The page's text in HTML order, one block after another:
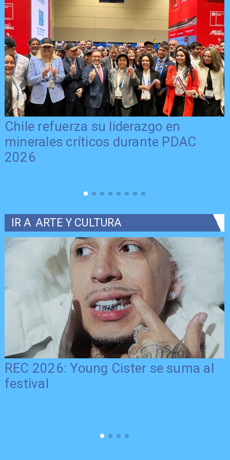
Chile refuerza su liderazgo en
minerales críticos durante PDAC
2026
IR A ARTE Y CULTURA
REC 2026: Young Cister se suma al
festival